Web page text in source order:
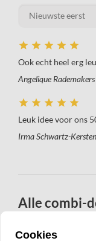
Ook echt heel erg
Angelique
Leuk idee voor ons
Irma Schwartz-
Alle combi-
Met gratis rietje
Cookies